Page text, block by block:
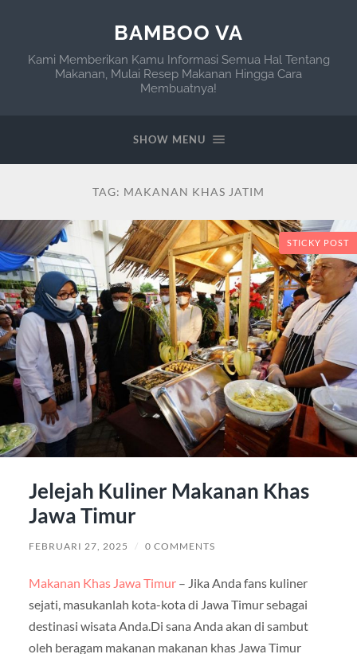
BAMBOO VA
Kami Memberikan Kamu Informasi Semua Hal Tentang
Makanan, Mulai Resep Makanan Hingga Cara
Membuatnya!
SHOW MENU
TAG: MAKANAN KHAS JATIM
STICKY POST
Jelejah Kuliner Makanan Khas
Jawa Timur
FEBRUARI 27, 2025 / 0 COMMENTS
Makanan Khas Jawa Timur– Jika Anda fans kuliner
sejati, masukanlah kota-kota di Jawa Timur sebagai
destinasi wisata Anda.Di sana Anda akan di sambut
oleh beragam makanan makanan khas Jawa Timur